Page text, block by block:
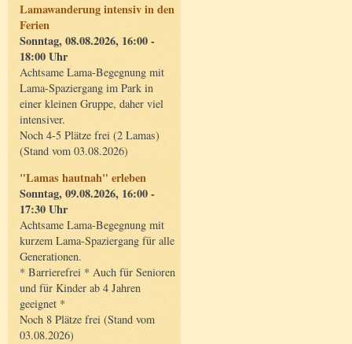
Lamawanderung intensiv in den
Ferien
Sonntag, 08.08.2026, 16:00 -
18:00 Uhr
Achtsame Lama-Begegnung mit
Lama-Spaziergang im Park in
einer kleinen Gruppe, daher viel
intensiver.
Noch 4-5 Plätze frei (2 Lamas)
(Stand vom 03.08.2026)
"Lamas hautnah" erleben
Sonntag, 09.08.2026, 16:00 -
17:30 Uhr
Achtsame Lama-Begegnung mit
kurzem Lama-Spaziergang für alle
Generationen.
* Barrierefrei * Auch für Senioren
und für Kinder ab 4 Jahren
geeignet *
Noch 8 Plätze frei (Stand vom
03.08.2026)